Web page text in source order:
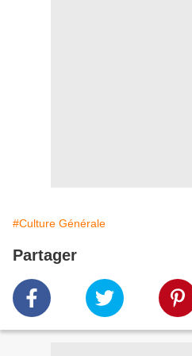
#Culture Générale
Partager